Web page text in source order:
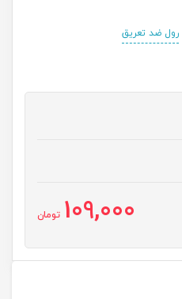
رول ضد تعریق
109,000 تومان